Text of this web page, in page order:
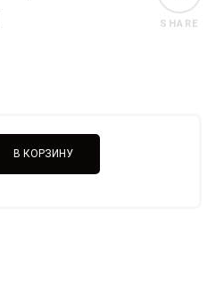
SHARE
В КОРЗИНУ